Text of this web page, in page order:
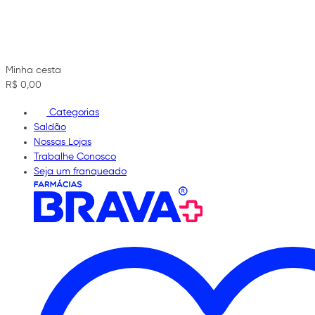
Minha cesta
R$ 0,00
Categorias
Saldão
Nossas Lojas
Trabalhe Conosco
Seja um franqueado